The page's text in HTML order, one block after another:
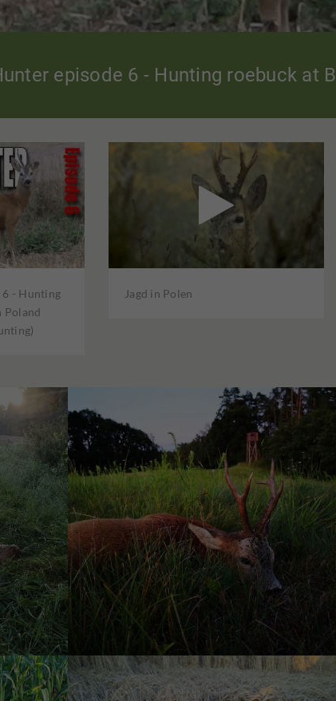
episode 6 - Hunting roebuck at
- Hunting
Poland

Jagd in Polen